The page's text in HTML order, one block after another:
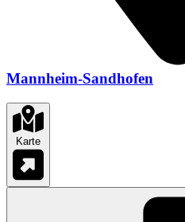
Mannheim-Sandhofen
Karte